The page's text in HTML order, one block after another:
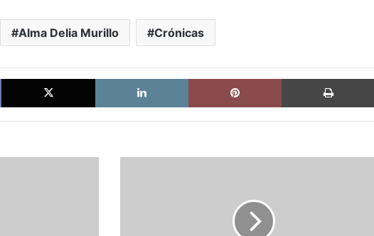
Alma Delia Murillo Crónicas
Facebook X LinkedIn Pinterest